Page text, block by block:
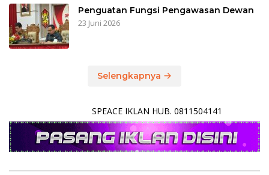
Penguatan Fungsi Pengawasan Dewan
23 Juni 2026
Selengkapnya
SPEACE IKLAN HUB. 0811504141